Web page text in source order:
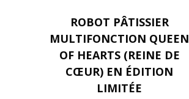
ROBOT PÂTISSIER
MULTIFONCTION QUEEN
OF HEARTS (REINE DE
CŒUR) EN ÉDITION
LIMITÉE